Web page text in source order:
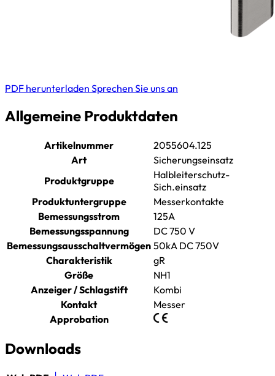
PDF herunterladen Sprechen Sie uns an
Allgemeine Produktdaten
Artikelnummer
2055604.125
Art
Sicherungseinsatz
Produktgruppe
Halbleiterschutz-
Sich.einsatz
Produktuntergruppe
Messerkontakte
Bemessungsstrom
125A
Bemessungsspannung
DC 750 V
Bemessungsausschaltvermögen 50kA DC 750V
Charakteristik
gR
Größe
NH1
Anzeiger / Schlagstift
Kombi
Kontakt
Messer
Approbation
Downloads